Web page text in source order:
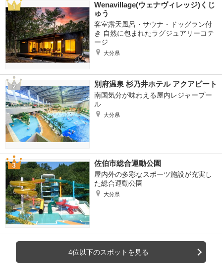
Wenavillage(ウェナヴィレッジ)くじ
ゅう
客室露天風呂・サウナ・ドッグラン付
き 自然に包まれたラグジュアリーコテ
ージ
大分県
別府温泉 杉乃井ホテル アクアビート
南国気分が味わえる屋内レジャープー
ル
大分県
佐伯市総合運動公園
屋内外の多彩なスポーツ施設が充実し
た総合運動公園
大分県
4位以下のスポットを見る